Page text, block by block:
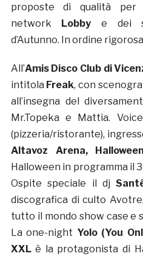
proposte di qualità per
network Lobby e dei
d’Autunno. In ordine
All’Amis Disco Club di
intitola Freak, con
all’insegna del
Mr.Topeka e Mattia.
(pizzeria/ristorante),
Altavoz Arena,
Halloween in programma il
Ospite speciale il dj
discografica di culto
tutto il mondo show case e
La one-night Yolo (You
XXLè la protagonista di